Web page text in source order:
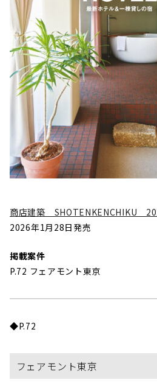
商店建築 SHOTENKENCHIKU
2026年1月28日発売
掲載案件
P.72 フェアモント東京
◆P.72
フェアモント東京